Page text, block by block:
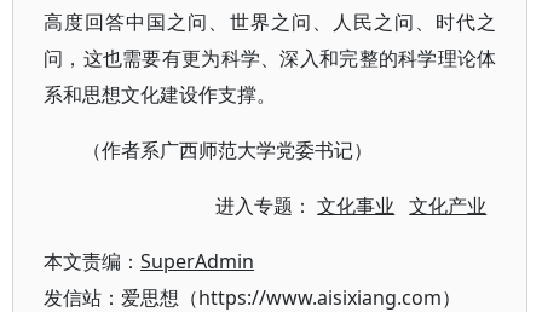
高度回答中国之问、世界之问、人民之问、时代之
问，这也需要有更为科学、深入和完整的科学理论体
系和思想文化建设作支撑。
（作者系广西师范大学党委书记）
进入专题：文化事业 文化产业
本文责编： SuperAdmin
发信站：爱思想（https://www.aisixiang.com）